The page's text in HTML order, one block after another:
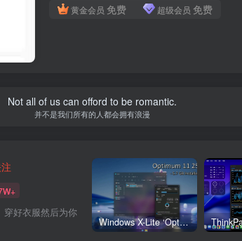
黄金会员 免费 超级会员 免费
Not all of us can offord to be romantic.
并不是我们所有的人都会拥有浪漫
穿好衣服然后为你
Windows X-Lite ‘Optimum 11’ 25H2 Pro v2